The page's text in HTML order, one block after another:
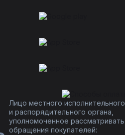
Лицо местного исполнительного
и распорядительного органа,
уполномоченное рассматривать
обращения покупателей: